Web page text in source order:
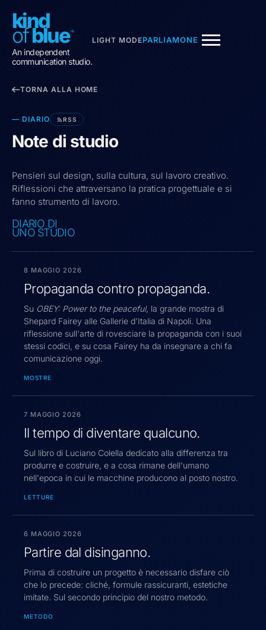
kind
ofblue
An independent
communication studio.
LIGHT MODEPARLIAMONE
TORNA ALLA HOME
DIARIO RSS
Note di studio
Pensieri sul design, sulla cultura, sul lavoro creativo.
Riflessioni che attraversano la pratica progettuale e si
fanno strumento di lavoro.
DIARIO DI
UNO STUDIO
8 MAGGIO 2026
Propaganda contro propaganda.
Su OBEY: Power to the peaceful, la grande mostra di
Shepard Fairey alle Gallerie d'Italia di Napoli. Una
riflessione sull'arte di rovesciare la propaganda con i suoi
stessi codici, e su cosa Fairey ha da insegnare a chi fa
comunicazione oggi.
MOSTRE
7 MAGGIO 2026
Il tempo di diventare qualcuno.
Sul libro di Luciano Colella dedicato alla differenza tra
produrre e costruire, e a cosa rimane dell'umano
nell'epoca in cui le macchine producono al posto nostro.
LETTURE
6 MAGGIO 2026
Partire dal disinganno.
Prima di costruire un progetto è necessario disfare ciò
che lo precede: cliché, formule rassicuranti, estetiche
imitate. Sul secondo principio del nostro metodo.
METODO
Chiedi a KOB
ASSISTENTE DI KIND OF BLUE
Sono l'assistente conversazionale di
metodo.